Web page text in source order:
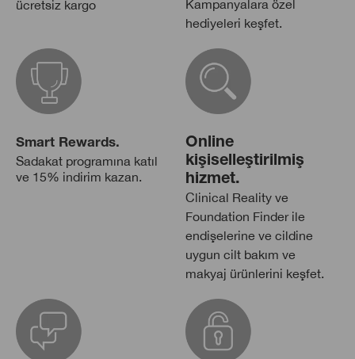
ücretsiz kargo
Kampanyalara özel
hediyeleri keşfet.
Smart Rewards.
Sadakat programına katıl
ve 15% indirim kazan.
Online
kişiselleştirilmiş
hizmet.
Clinical Reality ve
Foundation Finder ile
endişelerine ve cildine
uygun cilt bakım ve
makyaj ürünlerini keşfet.